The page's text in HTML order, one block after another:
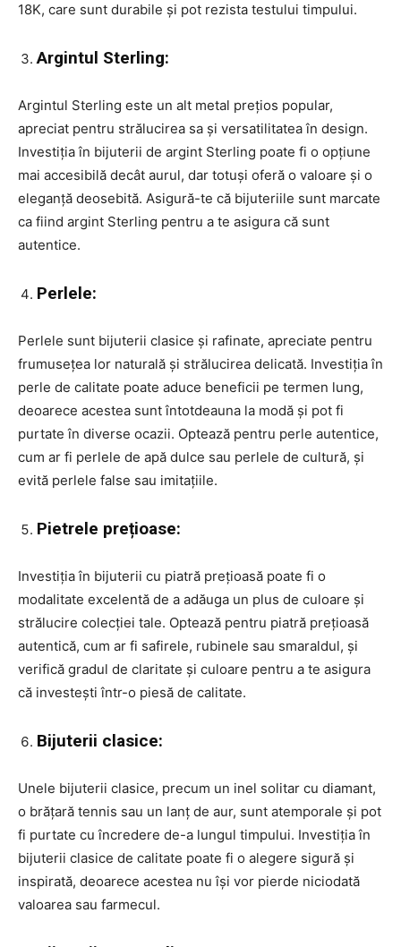
18K, care sunt durabile și pot rezista testului timpului.
Argintul Sterling:
Argintul Sterling este un alt metal prețios popular,
apreciat pentru strălucirea sa și versatilitatea în design.
Investiția în bijuterii de argint Sterling poate fi o opțiune
mai accesibilă decât aurul, dar totuși oferă o valoare și o
eleganță deosebită. Asigură-te că bijuteriile sunt marcate
ca fiind argint Sterling pentru a te asigura că sunt
autentice.
Perlele:
Perlele sunt bijuterii clasice și rafinate, apreciate pentru
frumusețea lor naturală și strălucirea delicată. Investiția în
perle de calitate poate aduce beneficii pe termen lung,
deoarece acestea sunt întotdeauna la modă și pot fi
purtate în diverse ocazii. Optează pentru perle autentice,
cum ar fi perlele de apă dulce sau perlele de cultură, și
evită perlele false sau imitațiile.
Pietrele prețioase:
Investiția în bijuterii cu piatră prețioasă poate fi o
modalitate excelentă de a adăuga un plus de culoare și
strălucire colecției tale. Optează pentru piatră prețioasă
autentică, cum ar fi safirele, rubinele sau smaraldul, și
verifică gradul de claritate și culoare pentru a te asigura
că investești într-o piesă de calitate.
Bijuterii clasice:
Unele bijuterii clasice, precum un inel solitar cu diamant,
o brățară tennis sau un lanț de aur, sunt atemporale și pot
fi purtate cu încredere de-a lungul timpului. Investiția în
bijuterii clasice de calitate poate fi o alegere sigură și
inspirată, deoarece acestea nu își vor pierde niciodată
valoarea sau farmecul.